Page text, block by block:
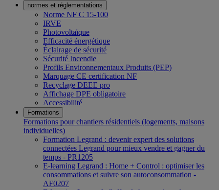
normes et réglementations
Norme NF C 15-100
IRVE
Photovoltaïque
Efficacité énergétique
Éclairage de sécurité
Sécurité Incendie
Profils Environnementaux Produits (PEP)
Marquage CE certification NF
Recyclage DEEE pro
Affichage DPE obligatoire
Accessibilité
Formations
Formations pour chantiers résidentiels (logements, maisons
individuelles)
Formation Legrand : devenir expert des solutions
connectées Legrand pour mieux vendre et gagner du
temps - PR1205
E-learning Legrand : Home + Control : optimiser les
consommations et suivre son autoconsommation -
AF0207